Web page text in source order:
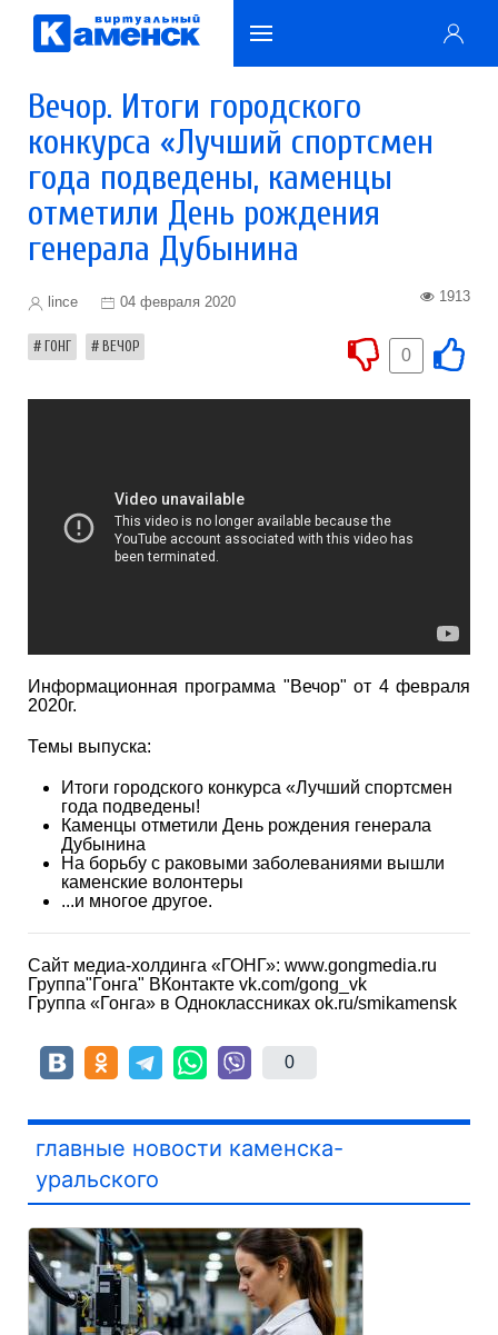
Вечор. Итоги городского
конкурса «Лучший спортсмен
года подведены, каменцы
отметили День рождения
генерала Дубынина
lince 04 февраля 2020 1913
ГОНГ ВЕЧОР 0
Информационная программа "Вечор" от 4 февраля
2020г.
Темы выпуска:
Итоги городского конкурса «Лучший спортсмен
года подведены!
Каменцы отметили День рождения генерала
Дубынина
На борьбу с раковыми заболеваниями вышли
каменские волонтеры
...и многое другое.
Сайт медиа-холдинга «ГОНГ»: www.gongmedia.ru
Группа"Гонга" ВКонтакте vk.com/gong_vk
Группа «Гонга» в Одноклассниках ok.ru/smikamensk
0
главные новости каменска-
уральского